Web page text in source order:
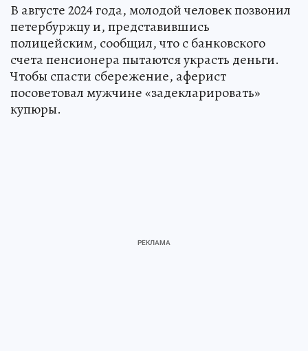
В августе 2024 года, молодой человек позвонил
петербуржцу и, представившись
полицейским, сообщил, что с банковского
счета пенсионера пытаются украсть деньги.
Чтобы спасти сбережение, аферист
посоветовал мужчине «задекларировать»
купюры.